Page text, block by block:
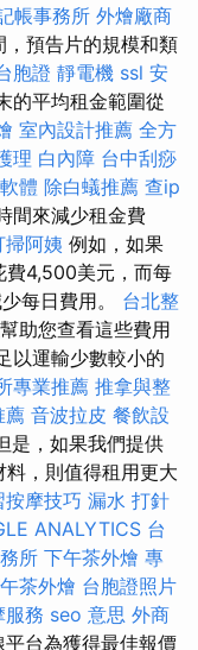
帳事務所 外燴廠商
預告片的規模和類
胞證 靜電機 ssl 安
的平均租金範圍從
室內設計推薦 全方
理 白內障 台中刮痧
體 除白蟻推薦 查ip
間來減少租金費
掃阿姨 例如，如果
費4,500美元，而每
每日費用。 台北整
助您查看這些費用
以運輸少數較小的
專業推薦 推拿與整
薦 音波拉皮 餐飲設
是，如果我們提供
，則值得租用更大
按摩技巧 漏水 打針
ANALYTICS 台
所 下午茶外燴 專
茶外燴 台胞證照片
服務 seo 意思 外商
台為獲得最佳報價